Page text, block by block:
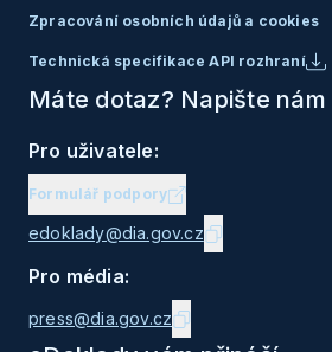
Zpracování osobních údajů a cookies
Technická specifikace API rozhraní
Máte dotaz? Napište nám
Pro uživatele:
Formulář podpory
edoklady@dia.gov.cz
Pro média:
press@dia.gov.cz